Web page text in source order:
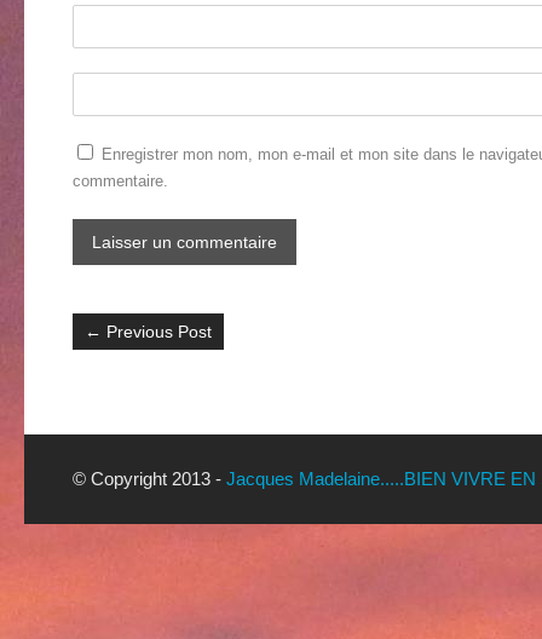
Enregistrer mon nom, mon e-mail et mon site dans le
commentaire.
← Previous Post
© Copyright 2013 - Jacques Madelaine.....BIEN VIVRE EN